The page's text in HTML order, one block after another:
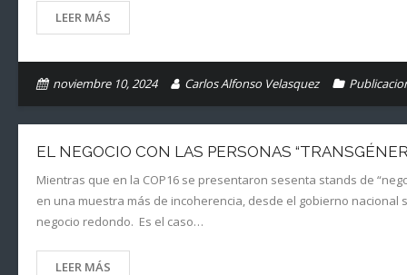
LEER MÁS
noviembre 10, 2024 Carlos Alfonso Velasquez
EL NEGOCIO CON LAS PERSONAS
Mientras que en la COP16 se presentaron sesenta stands de
en una muestra más de incoherencia, desde el gobierno
negocio redondo. Es el caso…
LEER MÁS